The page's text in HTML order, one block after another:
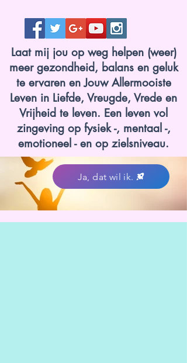
Laat mij jou op weg helpen (weer)
meer gezondheid, balans en geluk
te ervaren en Jouw Allermooiste
Leven in Liefde, Vreugde, Vrede en
Vrijheid te leven. Een leven vol
zingeving op fysiek -, mentaal -,
emotioneel - en op zielsniveau.
Ja, dat wil ik.